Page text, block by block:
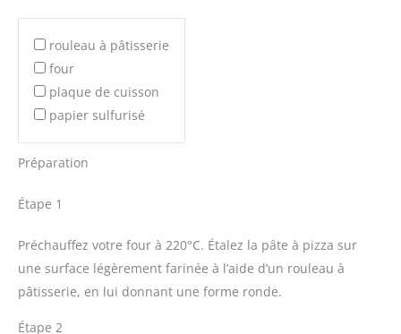
rouleau à pâtisserie
four
plaque de cuisson
papier sulfurisé
Préparation
Étape 1
Préchauffez votre four à 220°C. Étalez la pâte à pizza sur
une surface légèrement farinée à l’aide d’un rouleau à
pâtisserie, en lui donnant une forme ronde.
Étape 2